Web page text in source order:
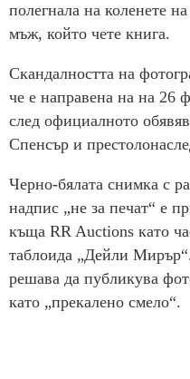
полегнала на коленете
мъж, който чете книга.
Скандалността на
че е направена на на 26
след официалното
Спенсър и
Черно-бялата снимка с
надпис „не за печат“ е
къща RR Auctions като
таблоида „Дейли
решава да публикува
като „прекалено смело“.